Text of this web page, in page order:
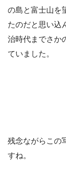
の島と富士山を
たのだと思い込
治時代までさか
ていました。
残念ながらこの
すね。